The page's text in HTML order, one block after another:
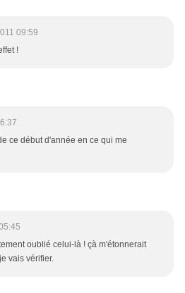
09:59
!
ce début d'année en ce qui me
oublié celui-là ! çà m'étonnerait
vais vérifier.